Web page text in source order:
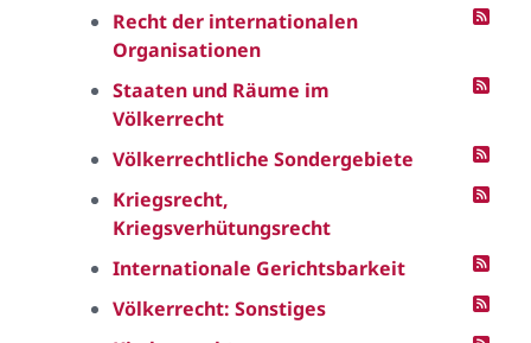
Recht der internationalen
Organisationen
Staaten und Räume im
Völkerrecht
Völkerrechtliche Sondergebiete
Kriegsrecht,
Kriegsverhütungsrecht
Internationale Gerichtsbarkeit
Völkerrecht: Sonstiges